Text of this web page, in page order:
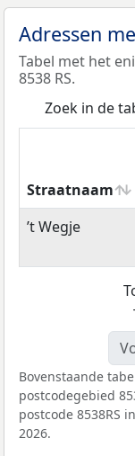
Adressen
Tabel met het
8538 RS.
Zoek in de
Straatnaam
Straatnaam
’t Wegje
Bovenstaande
postcodegebied
postcode 8538RS
2026.